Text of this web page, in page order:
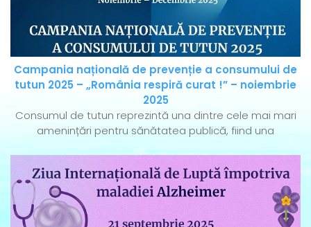
Campania națională de prevenție a consumului de
tutun 2025 – „România respiră curat !” – noiembrie
2025
Consumul de tutun reprezintă una dintre cele mai mari
amenințări pentru sănătatea publică, fiind una